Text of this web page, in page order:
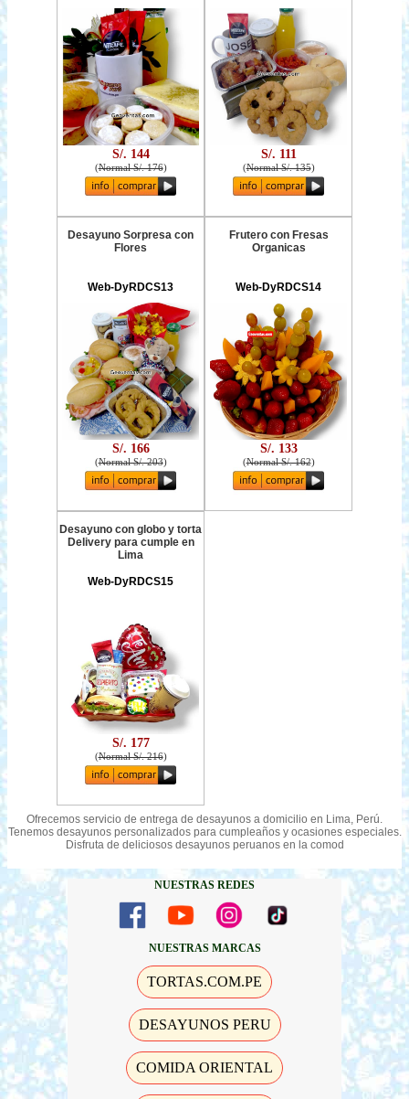
S/. 144
(Normal S/. 176)
S/. 111
(Normal S/. 135)
Desayuno Sorpresa con
Flores
Web-DyRDCS13
S/. 166
(Normal S/. 203)
Frutero con Fresas
Organicas
Web-DyRDCS14
S/. 133
(Normal S/. 162)
Desayuno con globo y torta
Delivery para cumple en
Lima
Web-DyRDCS15
S/. 177
(Normal S/. 216)
Ofrecemos servicio de entrega de desayunos a domicilio en Lima, Perú.
Tenemos desayunos personalizados para cumpleaños y ocasiones especiales.
Disfruta de deliciosos desayunos peruanos en la comod
NUESTRAS REDES
NUESTRAS MARCAS
TORTAS.COM.PE
DESAYUNOS PERU
COMIDA ORIENTAL